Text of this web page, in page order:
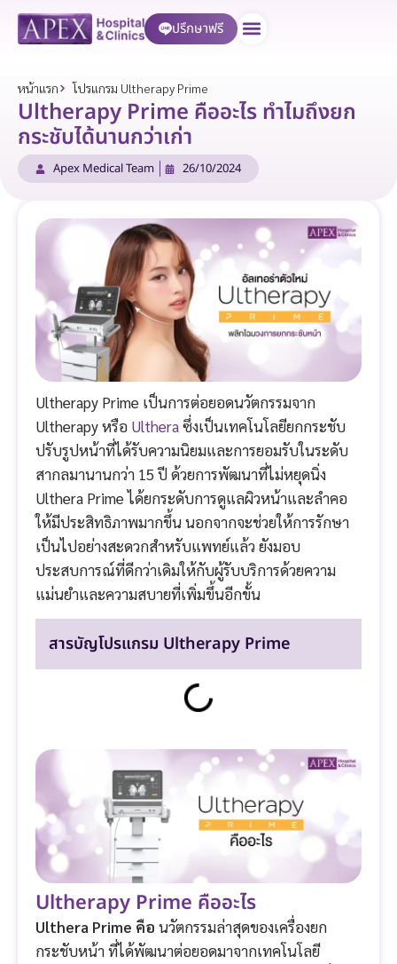
ปรึกษาฟรี
หน้าแรก โปรแกรม Ultherapy Prime
Ultherapy Prime คืออะไร ทำไมถึงยก
กระชับได้นานกว่าเก่า
Apex Medical Team 26/10/2024
Ultherapy Prime เป็นการต่อยอดนวัตกรรมจาก
Ultherapy หรือ Ultheraซึ่งเป็นเทคโนโลยียกกระชับ
ปรับรูปหน้าที่ได้รับความนิยมและการยอมรับในระดับ
สากลมานานกว่า 15 ปี ด้วยการพัฒนาที่ไม่หยุดนิ่ง
Ulthera Prime ได้ยกระดับการดูแลผิวหน้าและลำคอ
ให้มีประสิทธิภาพมากขึ้น นอกจากจะช่วยให้การรักษา
เป็นไปอย่างสะดวกสำหรับแพทย์แล้ว ยังมอบ
ประสบการณ์ที่ดีกว่าเดิมให้กับผู้รับบริการด้วยความ
แม่นยำและความสบายที่เพิ่มขึ้นอีกขั้น
สารบัญโปรแกรม Ultherapy Prime
Ultherapy Prime คืออะไร
Ulthera Prime คือ นวัตกรรมล่าสุดของเครื่องยก
กระชับหน้า ที่ได้พัฒนาต่อยอดมาจากเทคโนโลยี